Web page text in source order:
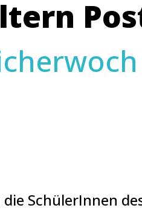
SchülerInnen